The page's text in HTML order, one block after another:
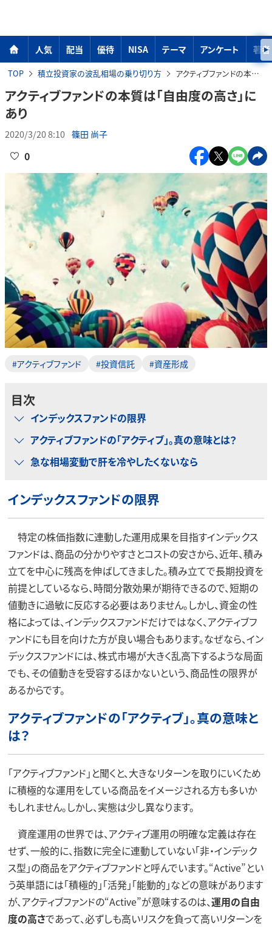
人気 配当 優待 NISA テーマ アンケート 著者
TOP 積立投資家の波乱相場の乗り切り方 アクティブファンドの本質は「自由度の高さ」にあり
アクティブファンドの本質は「自由度の高さ」に
あり
2020/3/20 8:10 篠田 尚子
0
#アクティブファンド #投資信託 #資産形成
目次
インデックスファンドの限界
アクティブファンドの「アクティブ」。真の意味とは？
急な相場変動で肝を冷やしたくないなら
インデックスファンドの限界
特定の株価指数に連動した運用成果を目指すインデックス
ファンドは、商品の分かりやすさとコストの安さから、近年、積み
立てを中心に残高を伸ばしてきました。積み立てで長期投資を
前提としているなら、時間分散効果が期待できるので、短期の
値動きに過敏に反応する必要はありません。しかし、資金の性
格によっては、インデックスファンドだけではなく、アクティブフ
ァンドにも目を向けた方が良い場合もあります。なぜなら、イン
デックスファンドには、株式市場が大きく乱高下するような局面
でも、その値動きを受容するほかないという、商品性の限界が
あるからです。
アクティブファンドの「アクティブ」。真の意味と
は？
「アクティブファンド」と聞くと、大きなリターンを取りにいくため
に積極的な運用をしている商品をイメージされる方も多いか
もしれません。しかし、実態は少し異なります。
資産運用の世界では、アクティブ運用の明確な定義は存在
せず、一般的に、指数に完全に連動していない「非・インデック
ス型」の商品をアクティブファンドと呼んでいます。“Active”とい
う英単語には「積極的」「活発」「能動的」などの意味があります
が、アクティブファンドの“Active”が意味するのは、運用の自由
度の高さであって、必ずしも高いリスクを負って高いリターンを